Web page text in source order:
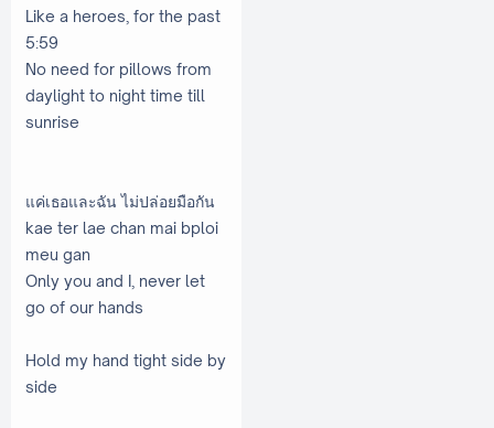
Like a heroes, for the past
5:59
No need for pillows from
daylight to night time till
sunrise
แค่เธอและฉัน ไม่ปล่อยมือกัน
kae ter lae chan mai bploi
meu gan
Only you and I, never let
go of our hands
Hold my hand tight side by
side